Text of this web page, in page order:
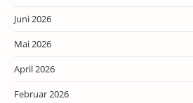
Juni 2026
Mai 2026
April 2026
Februar 2026